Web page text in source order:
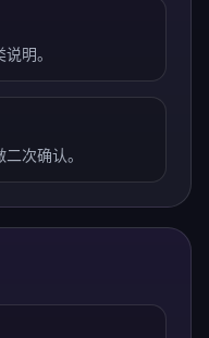
明。
次确认。